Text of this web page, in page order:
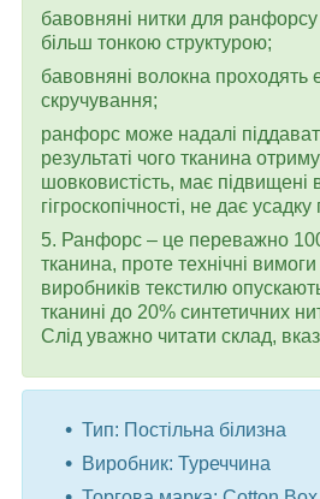
бавовняні нитки для ранфорсу
більш тонкою структурою;
бавовняні волокна проходять
скручування;
ранфорс може надалі
результаті чого тканина
шовковистість, має підвищені
гігроскопічності, не дає
5. Ранфорс – це переважно
тканина, проте технічні
виробників текстилю
тканині до 20% синтетичних
Слід уважно читати склад,
Тип: Постільна білизна
Виробник: Туреччина